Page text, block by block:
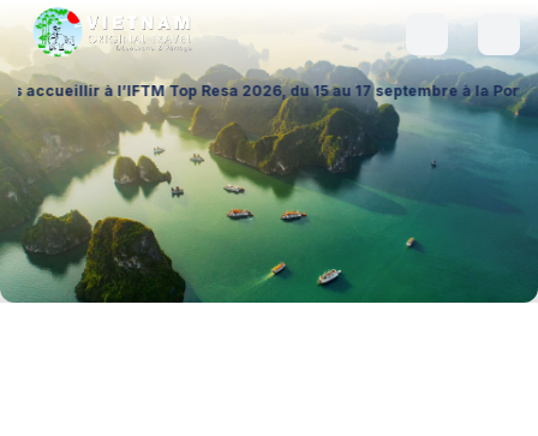
l’IFTM Top Resa 2026, du 15 au 17 septembre à la Porte de